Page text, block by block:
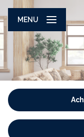
MENU